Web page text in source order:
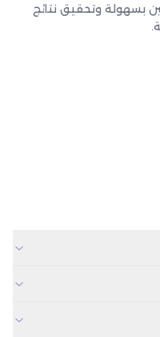
بسهولة وتحقيق نتائج